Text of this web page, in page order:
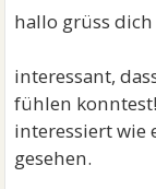
hab den
gibt - das ich
erhalten kann.
Gibt es hier
geht -
Ich überlege in
hallo grüss dich
interessant,
fühlen
interessiert wie
gesehen.